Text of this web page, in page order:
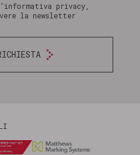
privacy,
la newsletter